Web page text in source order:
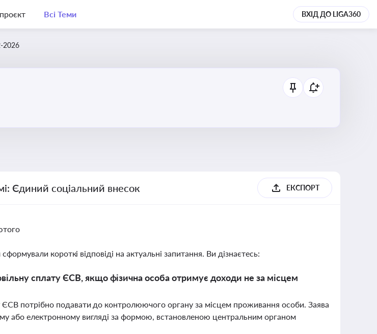
Всі Теми ВХІД ДО LIGA360
2026
Єдиний соціальний внесок ЕКСПОРТ
короткі відповіді на актуальні запитання. Ви дізнаєтесь:
сплату ЄСВ, якщо фізична особа отримує доходи не за місцем
ЄСВ потрібно подавати до контролюючого органу за місцем проживання особи. Заява
або електронному вигляді за формою, встановленою центральним органом